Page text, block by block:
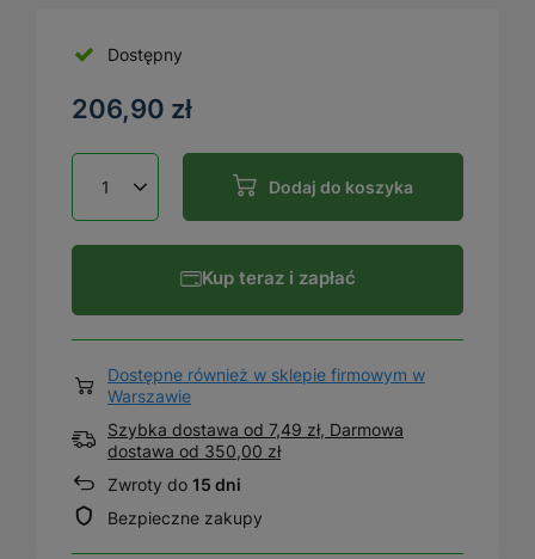
Dostępny
206,90 zł
Dodaj do koszyka
Kup teraz i zapłać
Dostępne również w sklepie firmowym w
Warszawie
Szybka dostawa od 7,49 zł, Darmowa
dostawa od 350,00 zł
Zwroty do 15 dni
Bezpieczne zakupy